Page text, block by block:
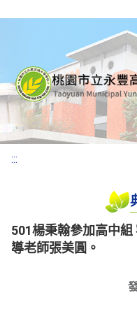
:::
501楊秉翰參加高中
導老師張美圓。